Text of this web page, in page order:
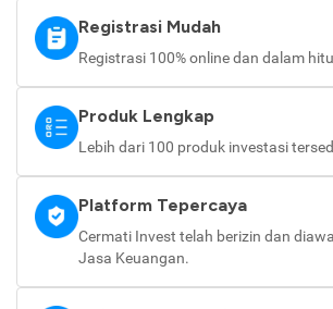
Registrasi Mudah
Registrasi 100% online dan dalam
Produk Lengkap
Lebih dari 100 produk investasi
Platform Tepercaya
Cermati Invest telah berizin dan
Jasa Keuangan.